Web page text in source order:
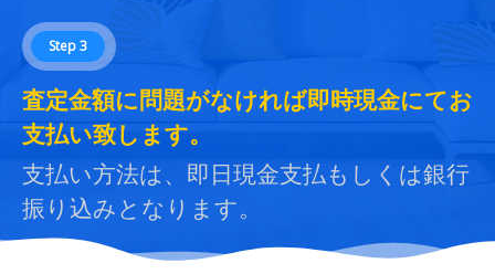
Step 3
査定金額に問題がなければ即時現金にてお
支払い致します。
支払い方法は、即日現金支払もしくは銀行
振り込みとなります。